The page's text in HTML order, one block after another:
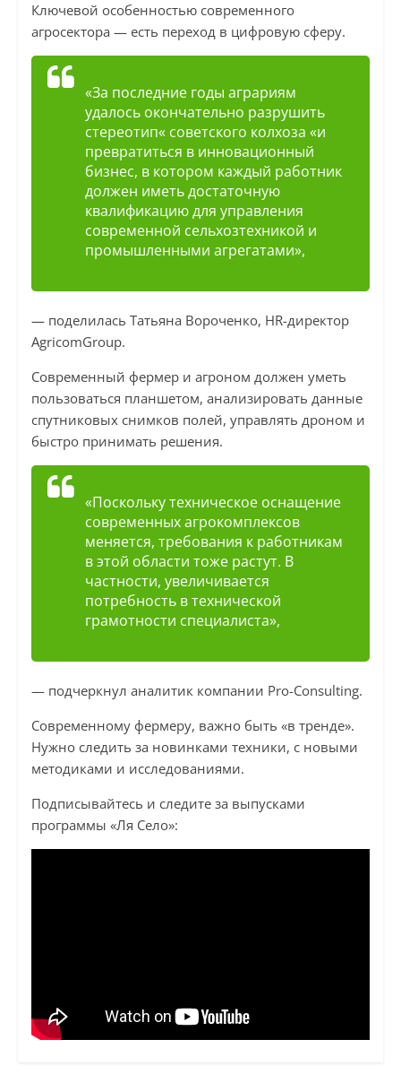
Ключевой особенностью современного
агросектора — есть переход в цифровую сферу.
«За последние годы аграриям
удалось окончательно разрушить
стереотип« советского колхоза «и
превратиться в инновационный
бизнес, в котором каждый работник
должен иметь достаточную
квалификацию для управления
современной сельхозтехникой и
промышленными агрегатами»,
— поделилась Татьяна Вороченко, HR-директор
AgricomGroup.
Современный фермер и агроном должен уметь
пользоваться планшетом, анализировать данные
спутниковых снимков полей, управлять дроном и
быстро принимать решения.
«Поскольку техническое оснащение
современных агрокомплексов
меняется, требования к работникам
в этой области тоже растут. В
частности, увеличивается
потребность в технической
грамотности специалиста»,
— подчеркнул аналитик компании Pro-Consulting.
Современному фермеру, важно быть «в тренде».
Нужно следить за новинками техники, с новыми
методиками и исследованиями.
Подписывайтесь и следите за выпусками
программы «Ля Село»: